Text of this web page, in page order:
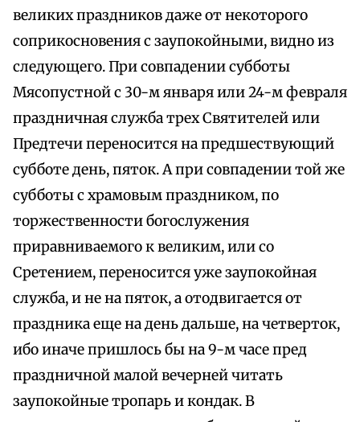
великих праздников даже от некоторого
соприкосновения с заупокойными, видно из
следующего. При совпадении субботы
Мясопустной с 30-м января или 24-м февраля
праздничная служба трех Святителей или
Предтечи переносится на предшествующий
субботе день, пяток. А при совпадении той же
субботы с храмовым праздником, по
торжественности богослужения
приравниваемого к великим, или со
Сретением, переносится уже заупокойная
служба, и не на пяток, а отодвигается от
праздника еще на день дальше, на четверток,
ибо иначе пришлось бы на 9-м часе пред
праздничной малой вечерней читать
заупокойные тропарь и кондак. В